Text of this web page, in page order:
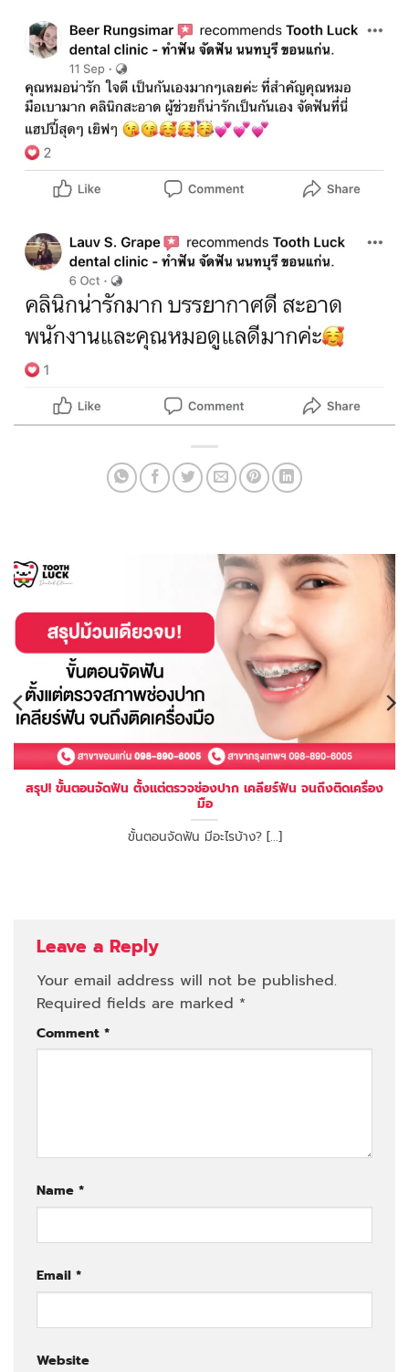
สรุป! ขั้นตอนจัดฟัน ตั้งแต่ตรวจช่องปาก เคลียร์ฟัน จนถึงติดเครื่อง
มือ
ขั้นตอนจัดฟัน มีอะไรบ้าง? [...]
Leave a Reply
Your email address will not be published.
Required fields are marked *
Comment *
Name *
Email *
Website